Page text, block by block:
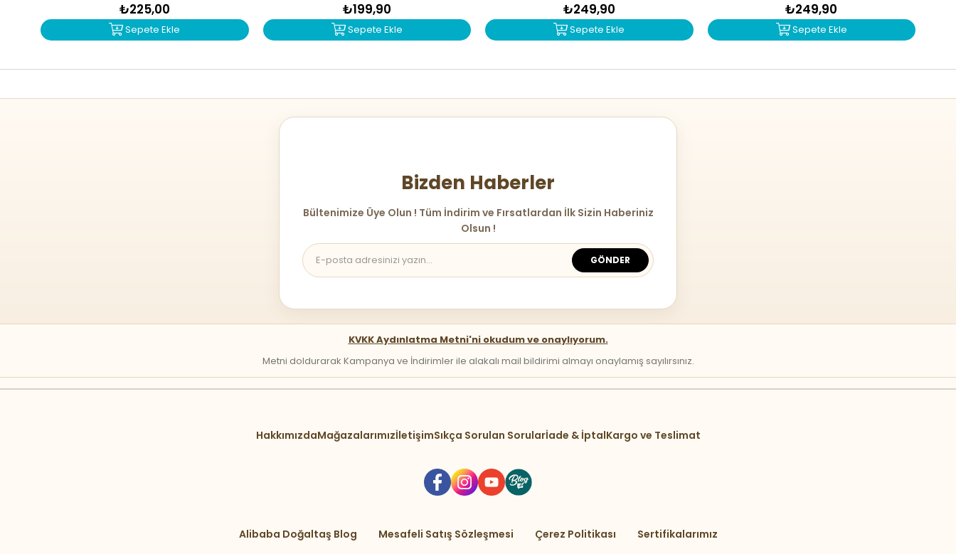
₺225,00
Sepete Ekle
₺199,90
Sepete Ekle
₺249,90
Sepete Ekle
₺249,90
Sepete Ekle
Bizden Haberler
Bültenimize Üye Olun ! Tüm İndirim ve Fırsatlardan İlk Sizin Haberiniz
Olsun !
GÖNDER
KVKK Aydınlatma Metni'ni okudum ve onaylıyorum.
Metni doldurarak Kampanya ve İndirimler ile alakalı mail bildirimi almayı onaylamış sayılırsınız.
HakkımızdaMağazalarımızİletişimSıkça Sorulan Sorularİade & İptalKargo ve Teslimat
Alibaba Doğaltaş Blog Mesafeli Satış Sözleşmesi Çerez Politikası Sertifikalarımız